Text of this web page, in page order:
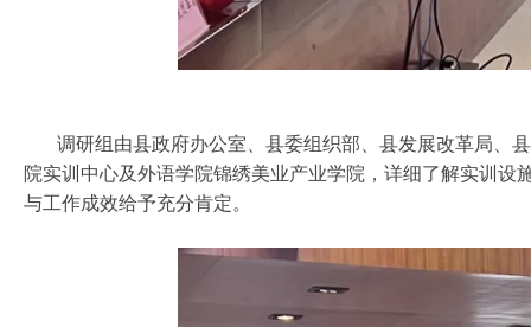
调研组由县政府办公室、县委组织部、县发展改革局、
院实训中心及外语学院锦绣美业产业学院，详细了解实训
与工作成效给予充分肯定。